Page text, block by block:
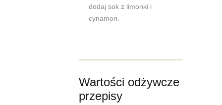
dodaj sok z limonki i
cynamon.
Wartości odżywcze
przepisy